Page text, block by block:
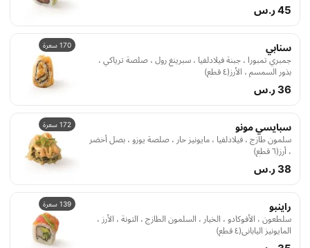
45 ر.س
170 سعرة سنابي
جمبري تمبورا ، جبنة فيلادلفيا ، سبرينغ رول ، صلصة ترياكي ،
بذور السمسم ، الأرز(٤ قطع)
36 ر.س
172 سعرة سبايسي مونو
سلمون طازج ، فيلادلفيا ، مايونيز حار ، صلصة يوزو ، بصل أخضر
، أرز(٦ قطع)
38 ر.س
139 سعرة راينبو
سلطعون ، الأفوكادو ، الخيار ، السلمون الطازج ، التونة ، الأرز ،
المايونيز الياباني(٤ قطع)